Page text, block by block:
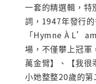
一套的精選輯，
詞，1947年發行
「Hymne À
場，不僅攀上冠
萬金臂】、【我
小她整整20歲的